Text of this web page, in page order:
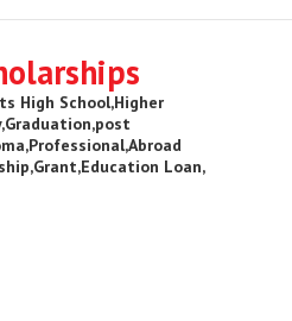
High School,Higher
Loan,